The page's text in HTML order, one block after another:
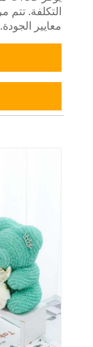
التكلفة. تتم
معايير الجودة.